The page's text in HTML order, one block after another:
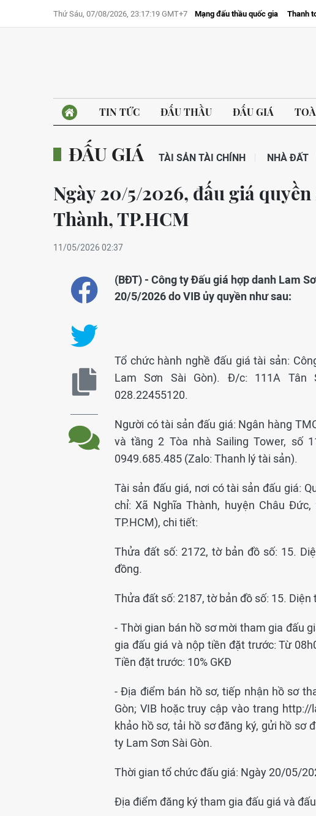
Thứ Sáu, 07/08/2026, 23:17:19 GMT+7 Mạng đấu thầu quốc gia Thanh
TIN TỨC ĐẤU THẦU ĐẤU GIÁ
ĐẤU GIÁ TÀI SẢN TÀI CHÍNH NHÀ ĐẤT
Ngày 20/5/2026, đấu giá
Thành, TP.HCM
11/05/2026 02:37
(BĐT) - Công ty Đấu giá hợp danh Lam
20/5/2026 do VIB ủy quyền như sau:
Tổ chức hành nghề đấu giá tài sản:
Lam Sơn Sài Gòn). Đ/c: 111A Tân
028.22455120.
Người có tài sản đấu giá: Ngân hàng
và tầng 2 Tòa nhà Sailing Tower, số
0949.685.485 (Zalo: Thanh lý tài sản).
Tài sản đấu giá, nơi có tài sản đấu giá:
chỉ: Xã Nghĩa Thành, huyện Châu
TP.HCM), chi tiết:
Thửa đất số: 2172, tờ bản đồ số: 15.
đồng.
Thửa đất số: 2187, tờ bản đồ số: 15.
- Thời gian bán hồ sơ mời tham gia đấu
gia đấu giá và nộp tiền đặt trước: Từ
Tiền đặt trước: 10% GKĐ
- Địa điểm bán hồ sơ, tiếp nhận hồ sơ
Gòn; VIB hoặc truy cập vào trang
khảo hồ sơ, tải hồ sơ đăng ký, gửi hồ sơ
ty Lam Sơn Sài Gòn.
Thời gian tổ chức đấu giá: Ngày 20/05/
Địa điểm đăng ký tham gia đấu giá và